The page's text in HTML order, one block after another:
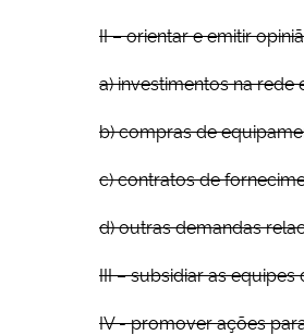
II – orientar e emitir
a) investimentos na
b) compras de
c) contratos de
d) outras demandas
III – subsidiar as
IV - promover ações